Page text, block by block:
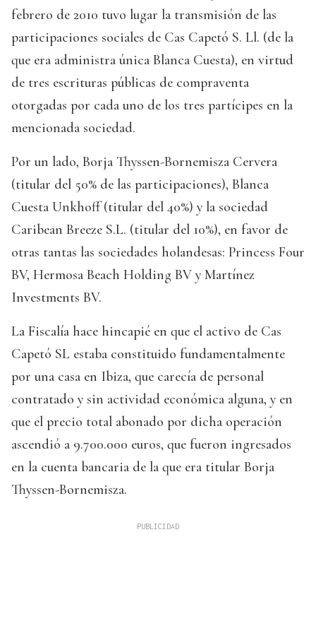
febrero de 2010 tuvo lugar la transmisión de las
participaciones sociales de Cas Capetó S. Ll. (de la
que era administra única Blanca Cuesta), en virtud
de tres escrituras públicas de compraventa
otorgadas por cada uno de los tres partícipes en la
mencionada sociedad.
Por un lado, Borja Thyssen-Bornemisza Cervera
(titular del 50% de las participaciones), Blanca
Cuesta Unkhoff (titular del 40%) y la sociedad
Caribean Breeze S.L. (titular del 10%), en favor de
otras tantas las sociedades holandesas: Princess Four
BV, Hermosa Beach Holding BV y Martínez
Investments BV.
La Fiscalía hace hincapié en que el activo de Cas
Capetó SL estaba constituido fundamentalmente
por una casa en Ibiza, que carecía de personal
contratado y sin actividad económica alguna, y en
que el precio total abonado por dicha operación
ascendió a 9.700.000 euros, que fueron ingresados
en la cuenta bancaria de la que era titular Borja
Thyssen-Bornemisza.